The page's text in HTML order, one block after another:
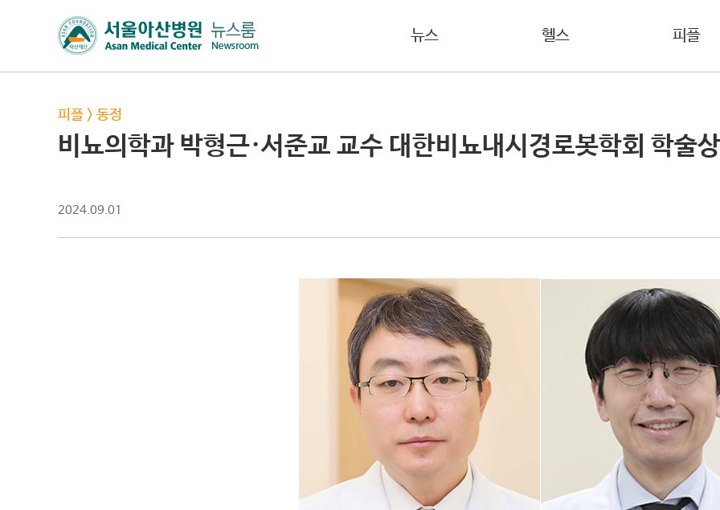
뉴스 헬스 피플
피플 > 동정
비뇨의학과 박형근·서준교 교수 대한비뇨내시경로봇학회 학술
2024.09.01